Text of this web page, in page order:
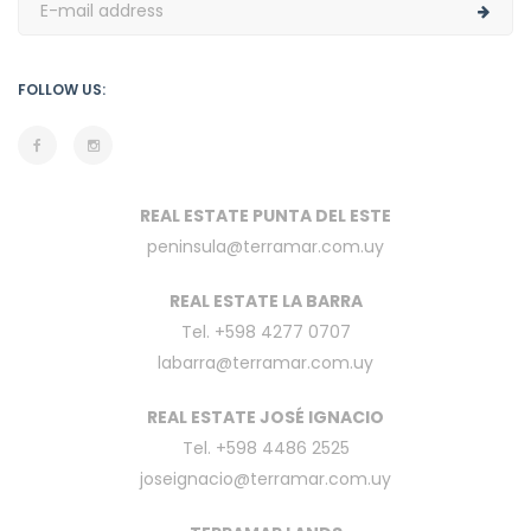
FOLLOW US:
REAL ESTATE PUNTA DEL ESTE
peninsula@terramar.com.uy
REAL ESTATE LA BARRA
Tel. +598 4277 0707
labarra@terramar.com.uy
REAL ESTATE JOSÉ IGNACIO
Tel. +598 4486 2525
joseignacio@terramar.com.uy